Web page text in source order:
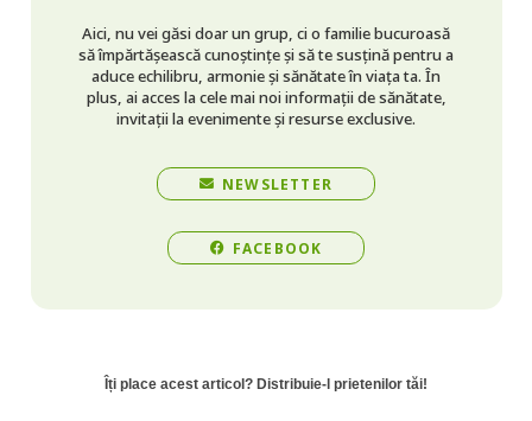
Aici, nu vei găsi doar un grup, ci o familie bucuroasă
să împărtășească cunoștințe și să te susțină pentru a
aduce echilibru, armonie și sănătate în viața ta. În
plus, ai acces la cele mai noi informații de sănătate,
invitații la evenimente și resurse exclusive.
NEWSLETTER
FACEBOOK